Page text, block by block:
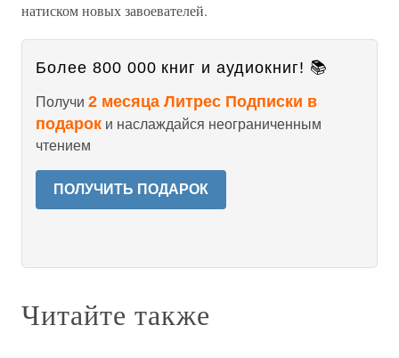
натиском новых завоевателей.
Более 800 000 книг и аудиокниг! 📚
Получи 2 месяца Литрес Подписки в
подарок и наслаждайся неограниченным
чтением
ПОЛУЧИТЬ ПОДАРОК
Читайте также